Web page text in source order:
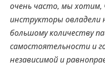
очень часто, мы
инструкторы овладели
большому количеству
самостоятельности и
независимой и